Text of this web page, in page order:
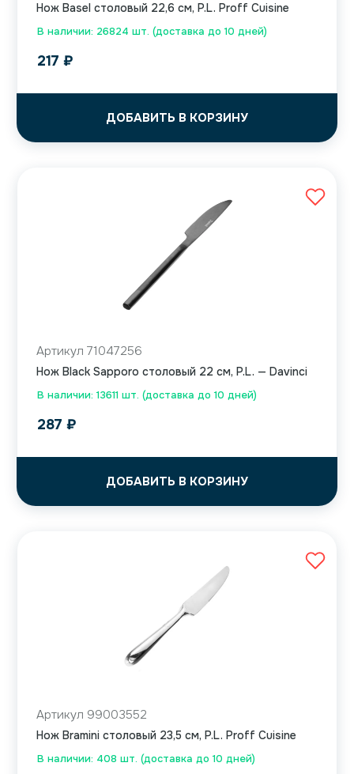
В наличии: 26824 шт. (доставка до 10 дней)
Нож Basel столовый 22,6 см, P.L. Proff Cuisine
217 ₽
ДОБАВИТЬ В КОРЗИНУ
В наличии: 13611 шт. (доставка до 10 дней)
Артикул 71047256
Нож Black Sapporo столовый 22 см, P.L. — Davinci
287 ₽
ДОБАВИТЬ В КОРЗИНУ
В наличии: 408 шт. (доставка до 10 дней)
Артикул 99003552
Нож Bramini столовый 23,5 см, P.L. Proff Cuisine